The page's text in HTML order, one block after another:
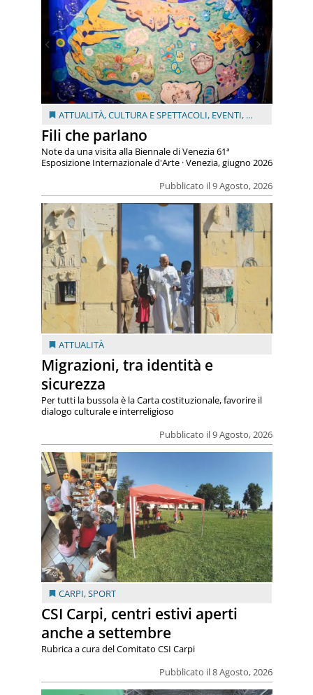
ATTUALITÀ,CULTURA E SPETTACOLI, EVENTI, ...
Fili che parlano
Pubblicato il 9 Agosto, 2026
Note da una visita alla Biennale di Venezia 61ª
Esposizione Internazionale d'Arte · Venezia, giugno 2026
ATTUALITÀ
Migrazioni, tra identità e
sicurezza
Pubblicato il 9 Agosto, 2026
Per tutti la bussola è la Carta costituzionale, favorire il
dialogo culturale e interreligioso
CARPI,SPORT
CSI Carpi, centri estivi aperti
anche a settembre
Pubblicato il 8 Agosto, 2026
Rubrica a cura del Comitato CSI Carpi